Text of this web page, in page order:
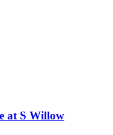
at S Willow